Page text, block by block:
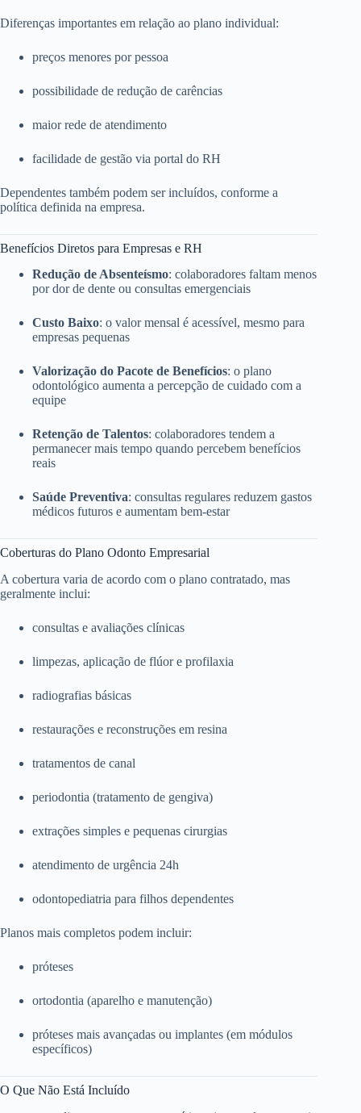
Diferenças importantes em relação ao plano individual:
preços menores por pessoa
possibilidade de redução de carências
maior rede de atendimento
facilidade de gestão via portal do RH
Dependentes também podem ser incluídos, conforme a
política definida na empresa.
Benefícios Diretos para Empresas e RH
Redução de Absenteísmo: colaboradores faltam menos
por dor de dente ou consultas emergenciais
Custo Baixo: o valor mensal é acessível, mesmo para
empresas pequenas
Valorização do Pacote de Benefícios: o plano
odontológico aumenta a percepção de cuidado com a
equipe
Retenção de Talentos: colaboradores tendem a
permanecer mais tempo quando percebem benefícios
reais
Saúde Preventiva: consultas regulares reduzem gastos
médicos futuros e aumentam bem-estar
Coberturas do Plano Odonto Empresarial
A cobertura varia de acordo com o plano contratado, mas
geralmente inclui:
consultas e avaliações clínicas
limpezas, aplicação de flúor e profilaxia
radiografias básicas
restaurações e reconstruções em resina
tratamentos de canal
periodontia (tratamento de gengiva)
extrações simples e pequenas cirurgias
atendimento de urgência 24h
odontopediatria para filhos dependentes
Planos mais completos podem incluir:
próteses
ortodontia (aparelho e manutenção)
próteses mais avançadas ou implantes (em módulos
específicos)
O Que Não Está Incluído